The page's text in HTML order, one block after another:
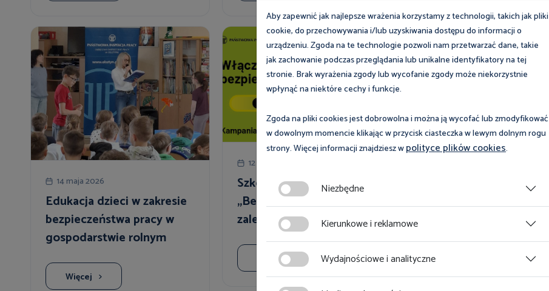
14 maja 2026
Edukacja dzieci w zakresie
bezpieczeństwa pracy w
gospodarstwie rolnym
Więcej
12 maja 2026
Szkolenie stacjonarne
„Bezpieczeństwo pracy
zależy od Ciebie” – 17
czerwca 2026 r. w Olsztynie
Więcej
Szkolenie w zakresie
prewencji zagrożeń
psychospołecznych w
środowisku pracy -
08.05.2026 r.
Aby zapewnić jak najlepsze wrażenia korzystamy z technologii, takich jak pliki
cookie, do przechowywania i/lub uzyskiwania dostępu do informacji o
urządzeniu. Zgoda na te technologie pozwoli nam przetwarzać dane, takie
jak zachowanie podczas przeglądania lub unikalne identyfikatory na tej
stronie. Brak wyrażenia zgody lub wycofanie zgody może niekorzystnie
wpłynąć na niektóre cechy i funkcje.
Zgoda na pliki cookies jest dobrowolna i można ją wycofać lub zmodyfikować
w dowolnym momencie klikając w przycisk ciasteczka w lewym dolnym rogu
strony. Więcej informacji znajdziesz wpolityce plików cookies.
Niezbędne
Kierunkowe i reklamowe
Wydajnościowe i analityczne